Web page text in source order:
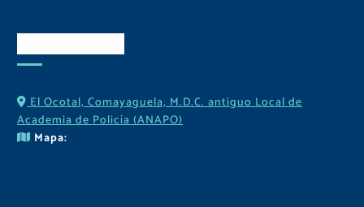
El Ocotal, Comayaguela, M.D.C. antiguo Local de
Academia de Policía (ANAPO)
Mapa: